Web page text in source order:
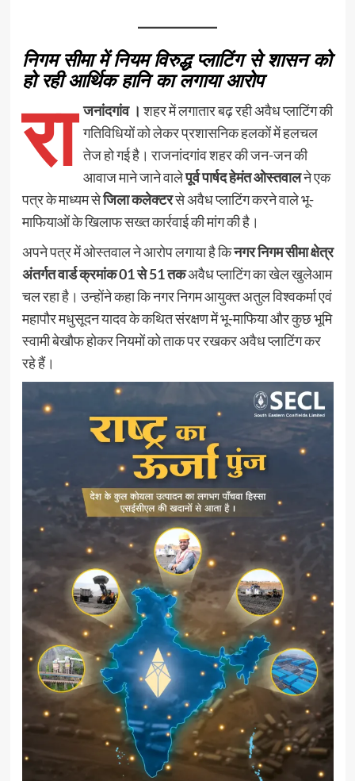
निगम सीमा में नियम विरुद्ध प्लाटिंग से शासन को
हो रही आर्थिक हानि का लगाया आरोप
रा जनांदगांव । शहर में लगातार बढ़ रही अवैध प्लाटिंग की
गतिविधियों को लेकर प्रशासनिक हलकों में हलचल
तेज हो गई है। राजनांदगांव शहर की जन-जन की
आवाज माने जाने वालेपूर्व पार्षद हेमंत ओस्तवालने एक
पत्र के माध्यम सेजिला कलेक्टरसे अवैध प्लाटिंग करने वाले भू-
माफियाओं के खिलाफ सख्त कार्रवाई की मांग की है।
अपने पत्र में ओस्तवाल ने आरोप लगाया है किनगर निगम सीमा क्षेत्र
अंतर्गत वार्ड क्रमांक 01 से 51 तकअवैध प्लाटिंग का खेल खुलेआम
चल रहा है। उन्होंने कहा कि नगर निगम आयुक्त अतुल विश्वकर्मा एवं
महापौर मधुसूदन यादव के कथित संरक्षण में भू-माफिया और कुछ भूमि
स्वामी बेखौफ होकर नियमों को ताक पर रखकर अवैध प्लाटिंग कर
रहे हैं।